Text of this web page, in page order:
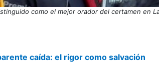
como el mejor orador del certamen en
caída: el rigor como salvación